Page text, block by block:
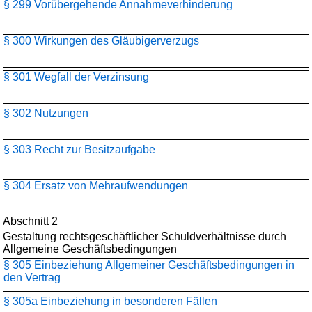
§ 299 Vorübergehende Annahmeverhinderung
§ 300 Wirkungen des Gläubigerverzugs
§ 301 Wegfall der Verzinsung
§ 302 Nutzungen
§ 303 Recht zur Besitzaufgabe
§ 304 Ersatz von Mehraufwendungen
Abschnitt 2
Gestaltung rechtsgeschäftlicher Schuldverhältnisse durch
Allgemeine Geschäftsbedingungen
§ 305 Einbeziehung Allgemeiner Geschäftsbedingungen in
den Vertrag
§ 305a Einbeziehung in besonderen Fällen